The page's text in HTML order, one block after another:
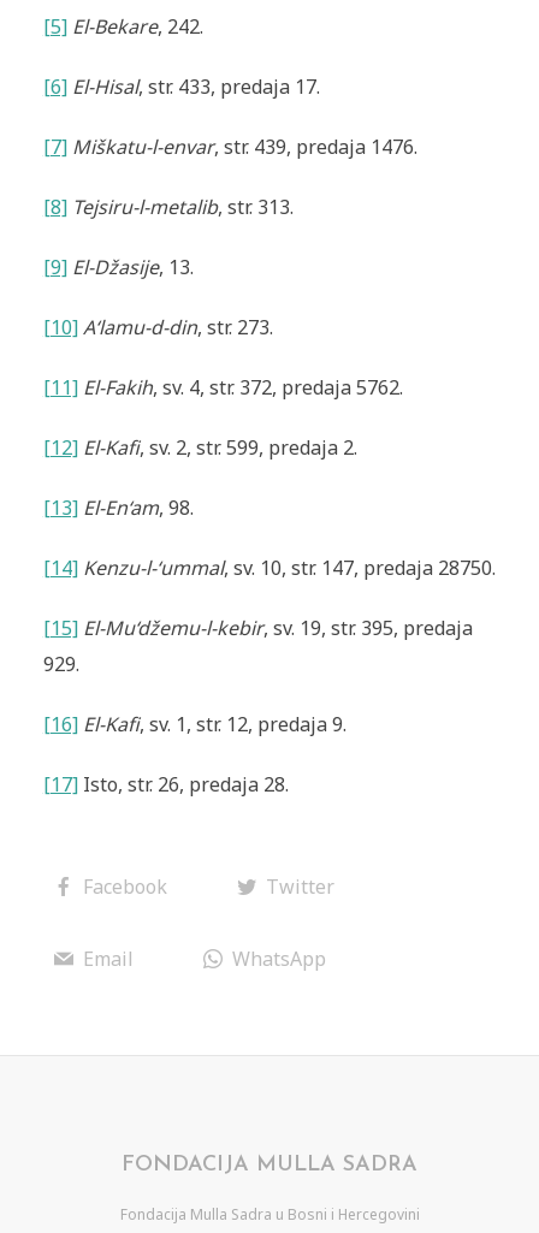
[5] El-Bekare, 242.
[6] El-Hisal, str. 433, predaja 17.
[7] Miškatu-l-envar, str. 439, predaja 1476.
[8] Tejsiru-l-metalib, str. 313.
[9] El-Džasije, 13.
[10]A‘lamu-d-din, str. 273.
[11] El-Fakih, sv. 4, str. 372, predaja 5762.
[12] El-Kafi, sv. 2, str. 599, predaja 2.
[13] El-En‘am, 98.
[14] Kenzu-l-‘ummal, sv. 10, str. 147, predaja 28750.
[15] El-Mu‘džemu-l-kebir, sv. 19, str. 395, predaja
929.
[16] El-Kafi, sv. 1, str. 12, predaja 9.
[17]Isto, str. 26, predaja 28.
Facebook Twitter
Email WhatsApp
FONDACIJA MULLA SADRA
Fondacija Mulla Sadra u Bosni i Hercegovini